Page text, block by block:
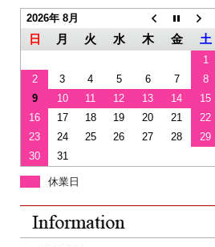
2026年 8月
日 月 火 水 木 金 土
1
2
3 4 5 6 7
8
9
10 11 12 13 14
15
16
17 18 19 20 21
22
23
24 25 26 27 28
29
30
31
休業日